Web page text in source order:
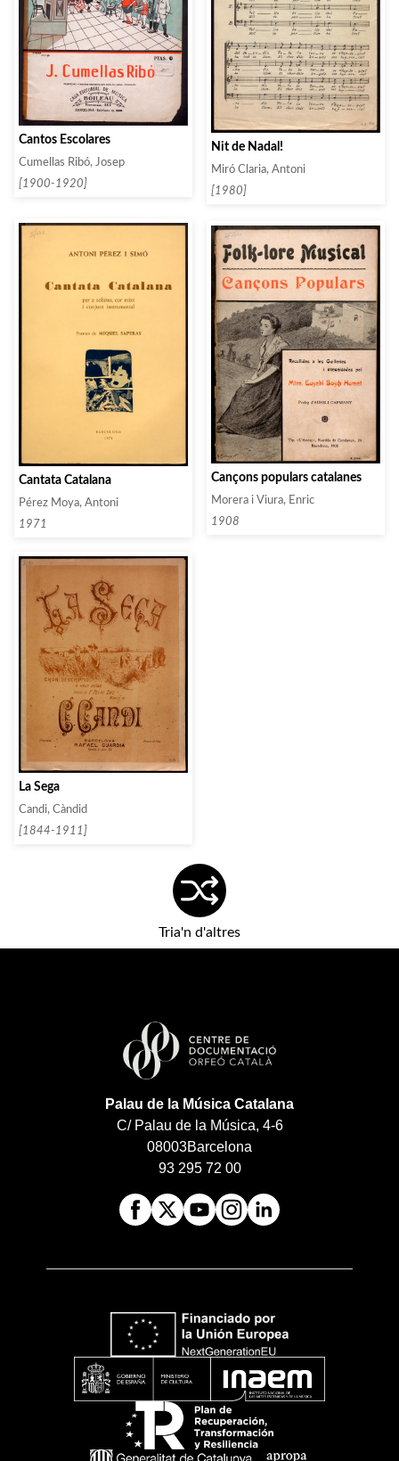
Cantos Escolares
Cumellas Ribó, Josep
[1900-1920]
Nit de Nadal!
Miró Claria, Antoni
[1980]
Cantata Catalana
Pérez Moya, Antoni
1971
Cançons populars catalanes
Morera i Viura, Enric
1908
La Sega
Candi, Càndid
[1844-1911]
Tria'n d'altres
Palau de la Música Catalana
C/ Palau de la Música, 4-6
08003Barcelona
93 295 72 00